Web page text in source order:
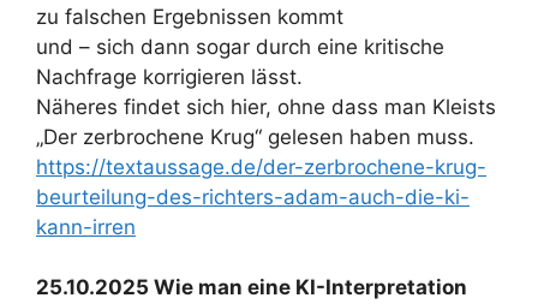
zu falschen Ergebnissen kommt
und – sich dann sogar durch eine kritische
Nachfrage korrigieren lässt.
Näheres findet sich hier, ohne dass man Kleists
„Der zerbrochene Krug“ gelesen haben muss.
https://textaussage.de/der-zerbrochene-krug-
beurteilung-des-richters-adam-auch-die-ki-
kann-irren
25.10.2025 Wie man eine KI-Interpretation